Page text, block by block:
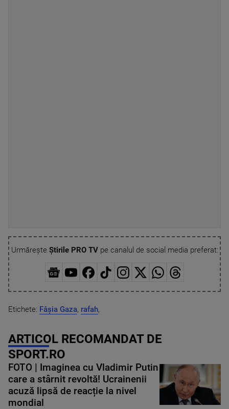
Urmărește Știrile PRO TVpe canalul de social media preferat:
Etichete: Fâșia Gaza, rafah,
ARTICOL RECOMANDAT DE
SPORT.RO
FOTO | Imaginea cu Vladimir Putin
care a stârnit revoltă! Ucrainenii
acuză lipsă de reacție la nivel
mondial